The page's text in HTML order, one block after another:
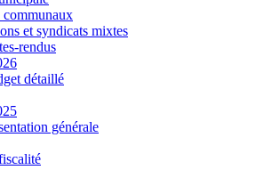
et syndicats mixtes
rendus
détaillé
générale